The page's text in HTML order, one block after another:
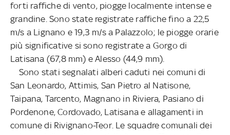
forti raffiche di vento, piogge localmente intense e
grandine. Sono state registrate raffiche fino a 22,5
m/s a Lignano e 19,3 m/s a Palazzolo; le piogge orarie
più significative si sono registrate a Gorgo di
Latisana (67,8 mm) e Alesso (44,9 mm).
Sono stati segnalati alberi caduti nei comuni di
San Leonardo, Attimis, San Pietro al Natisone,
Taipana, Tarcento, Magnano in Riviera, Pasiano di
Pordenone, Cordovado, Latisana e allagamenti in
comune di Rivignano-Teor. Le squadre comunali dei